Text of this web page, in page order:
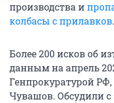
производства и
колбасы с прилавков.
Более 200 исков об
данным на апрель
Генпрокуратурой
Чувашов. Обсудили с